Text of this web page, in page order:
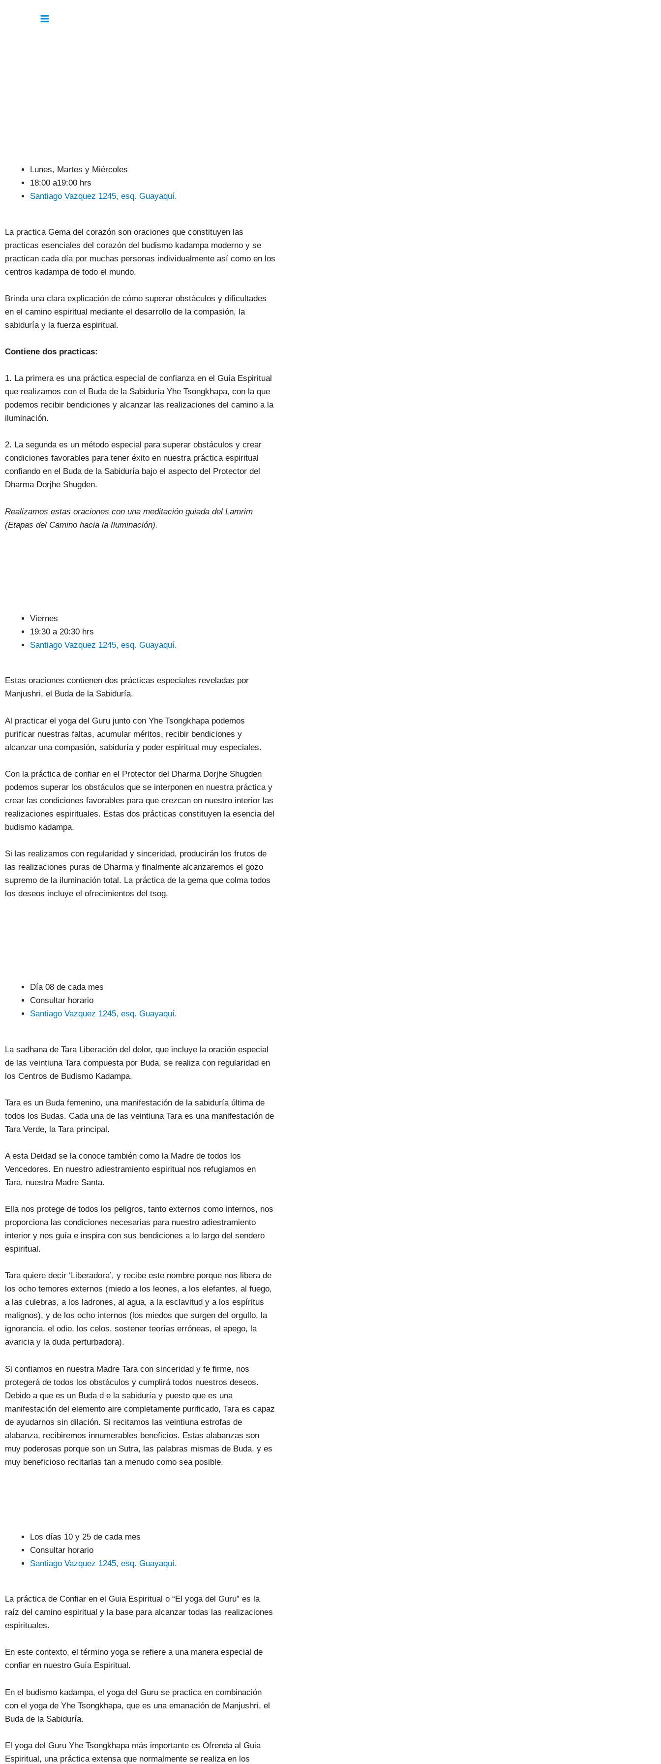
Main
Lunes, Martes y Miércoles
18:00 a19:00 hrs
Santiago Vazquez 1245, esq. Guayaquí.
La practica Gema del corazón son oraciones que constituyen las
practicas esenciales del corazón del budismo kadampa moderno y se
practican cada día por muchas personas individualmente así como en los
centros kadampa de todo el mundo.
Brinda una clara explicación de cómo superar obstáculos y dificultades
en el camino espiritual mediante el desarrollo de la compasión, la
sabiduría y la fuerza espiritual.
Contiene dos practicas:
1. La primera es una práctica especial de confianza en el Guía Espiritual
que realizamos con el Buda de la Sabiduría Yhe Tsongkhapa, con la que
podemos recibir bendiciones y alcanzar las realizaciones del camino a la
iluminación.
2. La segunda es un método especial para superar obstáculos y crear
condiciones favorables para tener éxito en nuestra práctica espiritual
confiando en el Buda de la Sabiduría bajo el aspecto del Protector del
Dharma Dorjhe Shugden.
Realizamos estas oraciones con una meditación guiada del Lamrim
(Etapas del Camino hacia la Iluminación).
Viernes
19:30 a 20:30 hrs
Santiago Vazquez 1245, esq. Guayaquí.
Estas oraciones contienen dos prácticas especiales reveladas por
Manjushri, el Buda de la Sabiduría.
Al practicar el yoga del Guru junto con Yhe Tsongkhapa podemos
purificar nuestras faltas, acumular méritos, recibir bendiciones y
alcanzar una compasión, sabiduría y poder espiritual muy especiales.
Con la práctica de confiar en el Protector del Dharma Dorjhe Shugden
podemos superar los obstáculos que se interponen en nuestra práctica y
crear las condiciones favorables para que crezcan en nuestro interior las
realizaciones espirituales. Estas dos prácticas constituyen la esencia del
budismo kadampa.
Si las realizamos con regularidad y sinceridad, producirán los frutos de
las realizaciones puras de Dharma y finalmente alcanzaremos el gozo
supremo de la iluminación total. La práctica de la gema que colma todos
los deseos incluye el ofrecimientos del tsog.
Día 08 de cada mes
Consultar horario
Santiago Vazquez 1245, esq. Guayaquí.
La sadhana de Tara Liberación del dolor, que incluye la oración especial
de las veintiuna Tara compuesta por Buda, se realiza con regularidad en
los Centros de Budismo Kadampa.
Tara es un Buda femenino, una manifestación de la sabiduría última de
todos los Budas. Cada una de las veintiuna Tara es una manifestación de
Tara Verde, la Tara principal.
A esta Deidad se la conoce también como la Madre de todos los
Vencedores. En nuestro adiestramiento espiritual nos refugiamos en
Tara, nuestra Madre Santa.
Ella nos protege de todos los peligros, tanto externos como internos, nos
proporciona las condiciones necesarias para nuestro adiestramiento
interior y nos guía e inspira con sus bendiciones a lo largo del sendero
espiritual.
Tara quiere decir ‘Liberadora’, y recibe este nombre porque nos libera de
los ocho temores externos (miedo a los leones, a los elefantes, al fuego,
a las culebras, a los ladrones, al agua, a la esclavitud y a los espíritus
malignos), y de los ocho internos (los miedos que surgen del orgullo, la
ignorancia, el odio, los celos, sostener teorías erróneas, el apego, la
avaricia y la duda perturbadora).
Si confiamos en nuestra Madre Tara con sinceridad y fe firme, nos
protegerá de todos los obstáculos y cumplirá todos nuestros deseos.
Debido a que es un Buda d e la sabiduría y puesto que es una
manifestación del elemento aire completamente purificado, Tara es capaz
de ayudarnos sin dilación. Si recitamos las veintiuna estrofas de
alabanza, recibiremos innumerables beneficios. Estas alabanzas son
muy poderosas porque son un Sutra, las palabras mismas de Buda, y es
muy beneficioso recitarlas tan a menudo como sea posible.
Los días 10 y 25 de cada mes
Consultar horario
Santiago Vazquez 1245, esq. Guayaquí.
La práctica de Confiar en el Guia Espiritual o “El yoga del Guru” es la
raíz del camino espiritual y la base para alcanzar todas las realizaciones
espirituales.
En este contexto, el término yoga se refiere a una manera especial de
confiar en nuestro Guía Espiritual.
En el budismo kadampa, el yoga del Guru se practica en combinación
con el yoga de Yhe Tsongkhapa, que es una emanación de Manjushri, el
Buda de la Sabiduría.
El yoga del Guru Yhe Tsongkhapa más importante es Ofrenda al Guia
Espiritual, una práctica extensa que normalmente se realiza en los